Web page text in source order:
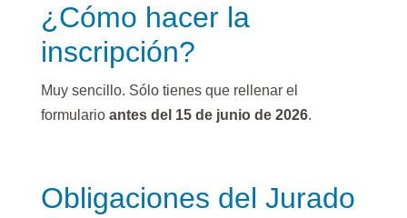
¿Cómo hacer la
inscripción?
Muy sencillo. Sólo tienes que rellenar el
formulario antes del 15 de junio de 2026.
Obligaciones del Jurado